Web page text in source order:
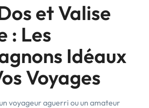
et Valise
: Les
Idéaux
Voyages
voyageur aguerri ou un amateur